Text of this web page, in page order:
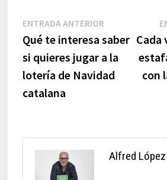
Navegación
de
entradas
ENTRADA ANTERIOREntrada
anterior:
Qué te interesa saber
si quieres jugar a la
lotería de Navidad
catalana
Cada
con
Alfred López